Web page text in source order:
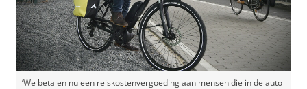
‘We betalen nu een reiskostenvergoeding aan mensen die in de auto